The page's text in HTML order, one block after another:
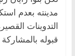
مدينته بعدم
التدوينات
قبوله